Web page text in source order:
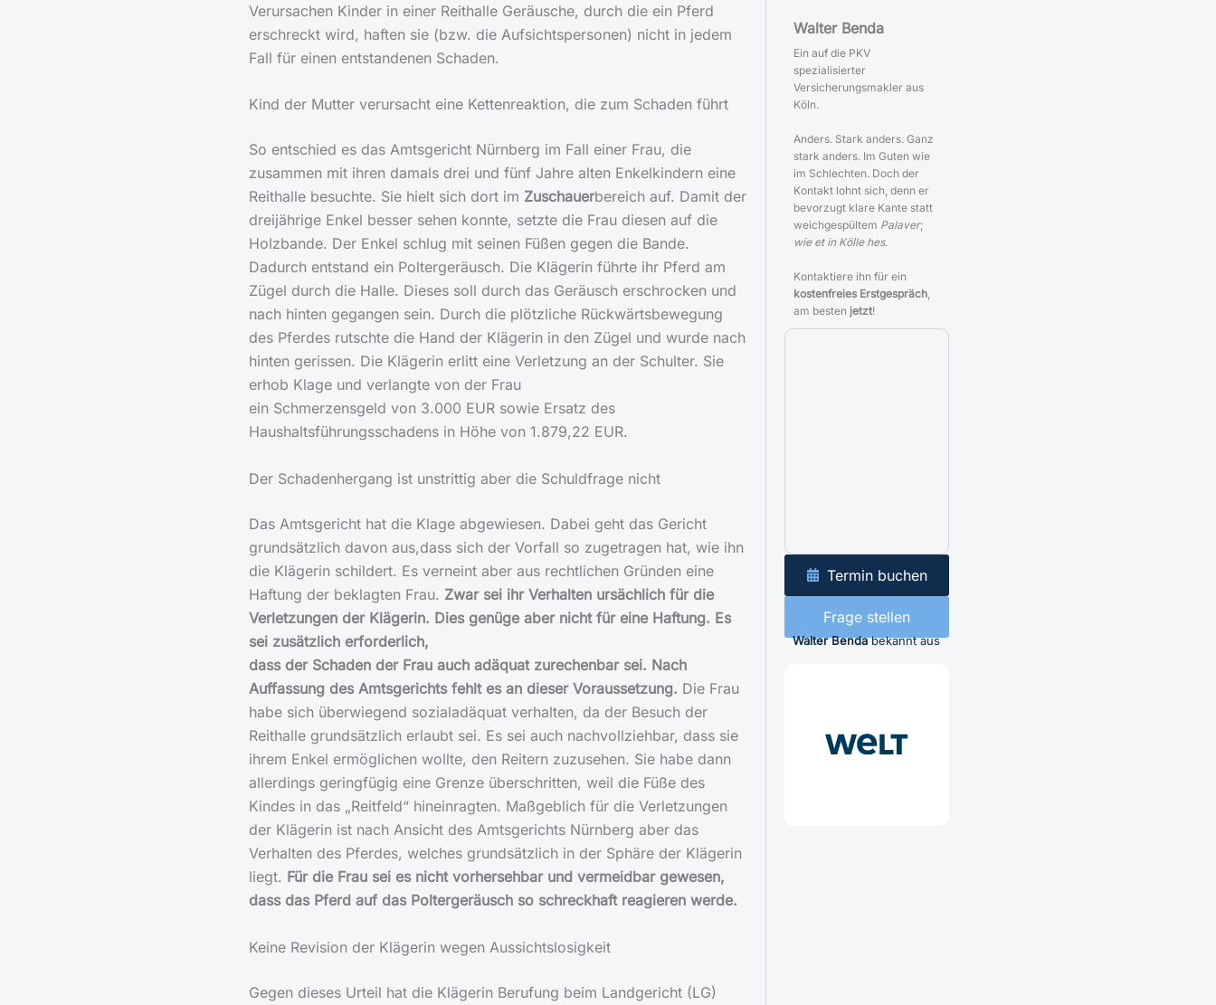
Verursachen Kinder in einer Reithalle Geräusche, durch die ein Pferd
erschreckt wird, haften sie (bzw. die Aufsichtspersonen) nicht in jedem
Fall für einen entstandenen Schaden.
Kind der Mutter verursacht eine Kettenreaktion, die zum Schaden führt
So entschied es das Amtsgericht Nürnberg im Fall einer Frau, die
zusammen mit ihren damals drei und fünf Jahre alten Enkelkindern eine
Reithalle besuchte. Sie hielt sich dort im Zuschauerbereich auf. Damit der
dreijährige Enkel besser sehen konnte, setzte die Frau diesen auf die
Holzbande. Der Enkel schlug mit seinen Füßen gegen die Bande.
Dadurch entstand ein Poltergeräusch. Die Klägerin führte ihr Pferd am
Zügel durch die Halle. Dieses soll durch das Geräusch erschrocken und
nach hinten gegangen sein. Durch die plötzliche Rückwärtsbewegung
des Pferdes rutschte die Hand der Klägerin in den Zügel und wurde nach
hinten gerissen. Die Klägerin erlitt eine Verletzung an der Schulter. Sie
erhob Klage und verlangte von der Frau
ein Schmerzensgeld von 3.000 EUR sowie Ersatz des
Haushaltsführungsschadens in Höhe von 1.879,22 EUR.
Der Schadenhergang ist unstrittig aber die Schuldfrage nicht
Das Amtsgericht hat die Klage abgewiesen. Dabei geht das Gericht
grundsätzlich davon aus,dass sich der Vorfall so zugetragen hat, wie ihn
die Klägerin schildert. Es verneint aber aus rechtlichen Gründen eine
Haftung der beklagten Frau. Zwar sei ihr Verhalten ursächlich für die
Verletzungen der Klägerin. Dies genüge aber nicht für eine Haftung. Es
sei zusätzlich erforderlich,
dass der Schaden der Frau auch adäquat zurechenbar sei. Nach
Auffassung des Amtsgerichts fehlt es an dieser Voraussetzung. Die Frau
habe sich überwiegend sozialadäquat verhalten, da der Besuch der
Reithalle grundsätzlich erlaubt sei. Es sei auch nachvollziehbar, dass sie
ihrem Enkel ermöglichen wollte, den Reitern zuzusehen. Sie habe dann
allerdings geringfügig eine Grenze überschritten, weil die Füße des
Kindes in das „Reitfeld“ hineinragten. Maßgeblich für die Verletzungen
der Klägerin ist nach Ansicht des Amtsgerichts Nürnberg aber das
Verhalten des Pferdes, welches grundsätzlich in der Sphäre der Klägerin
liegt. Für die Frau sei es nicht vorhersehbar und vermeidbar gewesen,
dass das Pferd auf das Poltergeräusch so schreckhaft reagieren werde.
Keine Revision der Klägerin wegen Aussichtslosigkeit
Gegen dieses Urteil hat die Klägerin Berufung beim Landgericht (LG)
Walter Benda
Ein auf die PKV
spezialisierter
Versicherungsmakler aus
Köln.
Anders. Stark anders. Ganz
stark anders. Im Guten wie
im Schlechten. Doch der
Kontakt lohnt sich, denn er
bevorzugt klare Kante statt
weichgespültem Palaver;
wie et in Kölle hes.
Kontaktiere ihn für ein
kostenfreies Erstgespräch,
am besten jetzt!
Termin buchen
Frage stellen
Walter Bendabekannt aus